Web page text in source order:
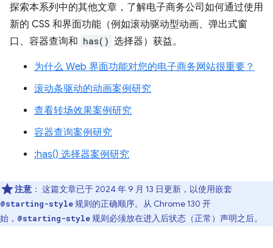
探索本系列中的其他文章，了解电子商务公司如何通过使用
新的 CSS 和界面功能（例如滚动驱动型动画、弹出式窗
口、容器查询和 has() 选择器）获益。
为什么 Web 界面功能对您的电子商务网站很重要？
滚动条驱动的动画案例研究
查看转场效果案例研究
容器查询案例研究
:has() 选择器案例研究
注意 ： 这篇文章已于 2024 年 9 月 13 日更新，以使用嵌套
@starting-style规则的正确顺序。从 Chrome 130 开
始， @starting-style规则必须放在进入后状态（正常）声明之后。